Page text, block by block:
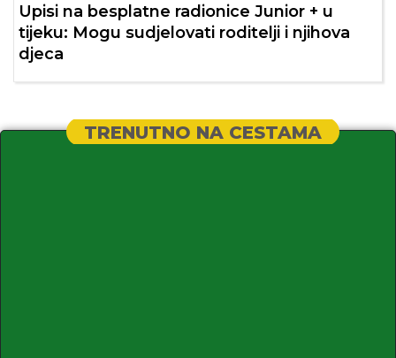
Upisi na besplatne radionice Junior + u
tijeku: Mogu sudjelovati roditelji i njihova
djeca
TRENUTNO NA CESTAMA